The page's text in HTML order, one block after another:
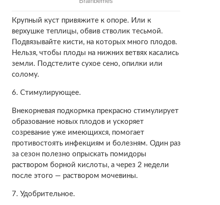
Крупный куст привяжите к опоре. Или к
верхушке теплицы, обвив стволик тесьмой.
Подвязывайте кисти, на которых много плодов.
Нельзя, чтобы плоды на нижних ветвях касались
земли. Подстелите сухое сено, опилки или
солому.
6. Стимулирующее.
Внекорневая подкормка прекрасно стимулирует
образование новых плодов и ускоряет
созревание уже имеющихся, помогает
противостоять инфекциям и болезням. Один раз
за сезон полезно опрыскать помидоры
раствором борной кислоты, а через 2 недели
после этого — раствором мочевины.
7. Удобрительное.